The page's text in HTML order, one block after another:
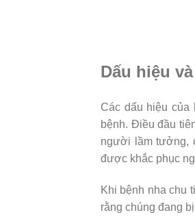
Dấu hiệu
Các dấu hiệu của
bệnh. Điều đầu
người lầm tưởng,
được khắc phục
Khi bệnh nha chu
rằng chúng đang